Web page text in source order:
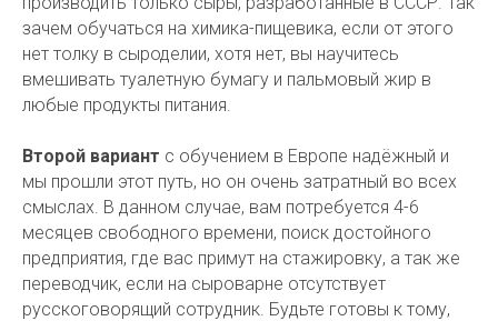
зачем обучаться на химика-пищевика, если от этого
нет толку в сыроделии, хотя нет, вы научитесь
вмешивать туалетную бумагу и пальмовый жир в
любые продукты питания.
Второй вариант с обучением в Европе надёжный и
мы прошли этот путь, но он очень затратный во всех
смыслах. В данном случае, вам потребуется 4-6
месяцев свободного времени, поиск достойного
предприятия, где вас примут на стажировку, а так же
переводчик, если на сыроварне отсутствует
русскоговорящий сотрудник. Будьте готовы к тому,